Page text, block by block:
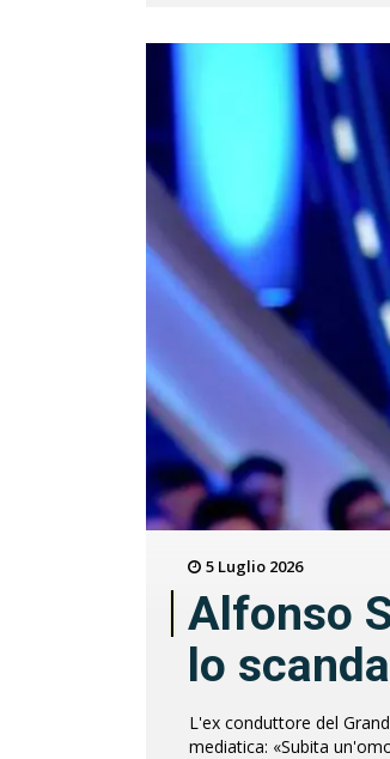
5 Luglio 2026
Alfonso
lo
L'ex conduttore del
mediatica: «Subita